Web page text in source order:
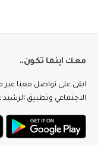
معك اينما تكون..
ابقى على تواصل معنا عبر
الاجتماعي وتطبيق الرشيد